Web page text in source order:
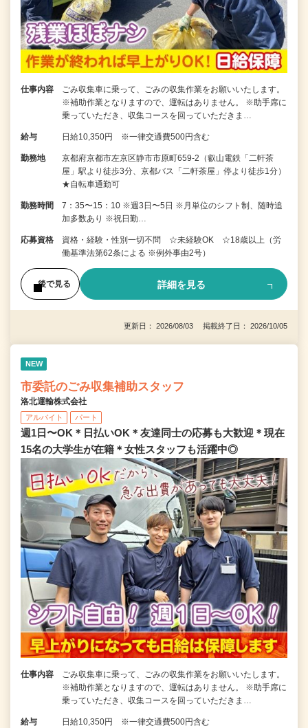
仕事内容
ごみ収集車に乗って、ごみの収集作業をお願いいたします。
※補助作業となりますので、運転はありません。 ※助手席に
乗っていただき、収集コースを回っていただきま…
給与 日給10,350円 ※一律交通費500円含む
勤務地
京都府京都市左京区静市市原町659-2（叡山電鉄「二軒茶
屋」駅より徒歩3分、京都バス「二軒茶屋」停より徒歩1分）
★自転車通勤可
勤務時間
7：35〜15：10 ※週3日〜5日 ※月単位のシフト制、随時追
加多数あり ※祝日勤…
応募資格
資格・経験・性別一切不問 ☆未経験OK ☆18歳以上（労
働基準法第62条による ※例外事由2号）
後で見る 詳細を見る
更新日： 2026/08/03 掲載終了日： 2026/10/05
NEW
市委託のごみ収集補助スタッフ
洛北運輸株式会社
アルバイト パート
週1日〜OK＊日払いOK＊友達同士の応募も大歓迎＊現在
15名の大学生が在籍＊女性スタッフも活躍中◎
仕事内容
ごみ収集車に乗って、ごみの収集作業をお願いいたします。
※補助作業となりますので、運転はありません。 ※助手席に
乗っていただき、収集コースを回っていただきま…
給与 日給10,350円 ※一律交通費500円含む